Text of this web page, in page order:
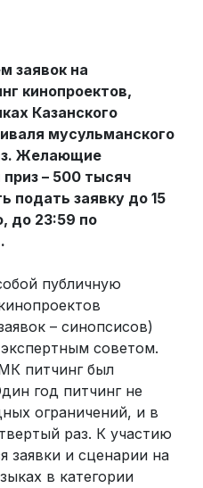
заявок на
кинопроектов,
Казанского
мусульманского
Желающие
– 500 тысяч
подать заявку до 15
до 23:59 по
публичную
– синопсисов)
советом.
питчинг был
год питчинг не
ограничений, и в
раз. К участию
заявки и сценарии на
в категории